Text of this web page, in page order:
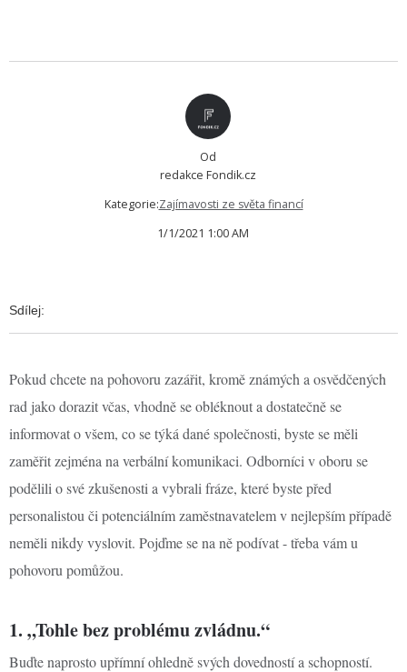
Od
redakce Fondik.cz
Kategorie:Zajímavosti ze světa financí
1/1/2021 1:00 AM
Sdílej:
Pokud chcete na pohovoru zazářit, kromě známých a osvědčených
rad jako dorazit včas, vhodně se obléknout a dostatečně se
informovat o všem, co se týká dané společnosti, byste se měli
zaměřit zejména na verbální komunikaci. Odborníci v oboru se
podělili o své zkušenosti a vybrali fráze, které byste před
personalistou či potenciálním zaměstnavatelem v nejlepším případě
neměli nikdy vyslovit. Pojďme se na ně podívat - třeba vám u
pohovoru pomůžou.
1. „Tohle bez problému zvládnu.“
Buďte naprosto upřímní ohledně svých dovedností a schopností.